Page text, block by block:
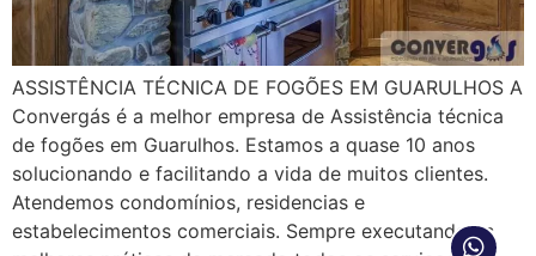
ASSISTÊNCIA TÉCNICA DE FOGÕES EM GUARULHOS A
Convergás é a melhor empresa de Assistência técnica
de fogões em Guarulhos. Estamos a quase 10 anos
solucionando e facilitando a vida de muitos clientes.
Atendemos condomínios, residencias e
estabelecimentos comerciais. Sempre executando as